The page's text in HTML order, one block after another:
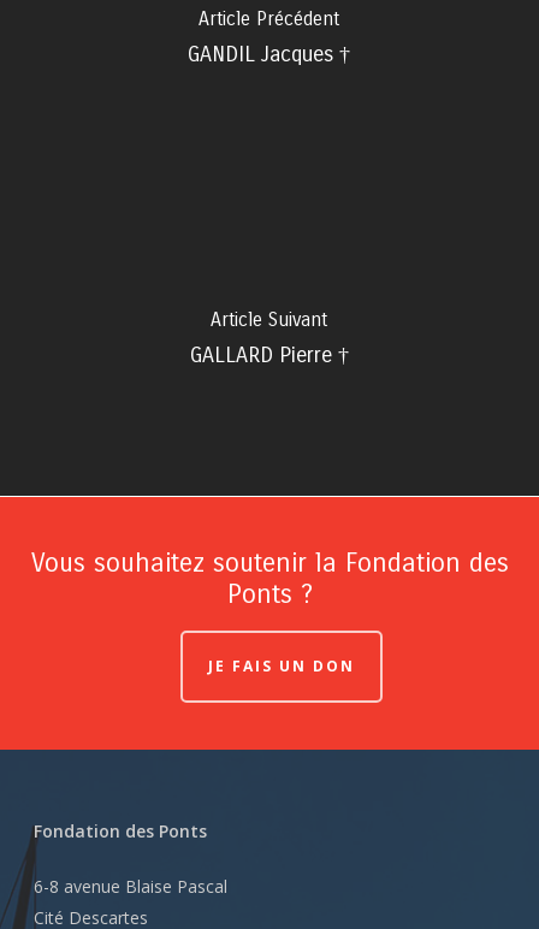
Article Précédent
GANDIL Jacques †
Article Suivant
GALLARD Pierre †
Vous souhaitez soutenir la Fondation des
Ponts ?
JE FAIS UN DON
Fondation des Ponts
6-8 avenue Blaise Pascal
Cité Descartes